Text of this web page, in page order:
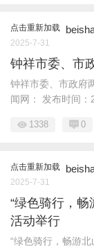
点击重新加载
2025-7-31
钟祥市委、市
钟祥市委、市政府
闻网： 发布时间：
1338 0
点击重新加载
2025-7-31
“绿色骑行，
活动举行
“绿色骑行，畅游